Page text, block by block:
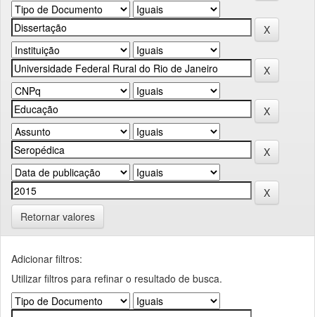
Retornar valores
Adicionar filtros:
Utilizar filtros para refinar o resultado de busca.